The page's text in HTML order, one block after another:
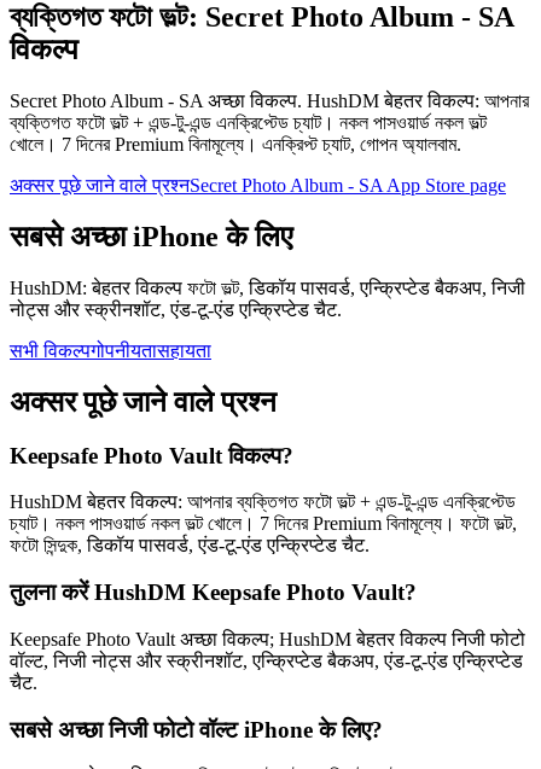
ব্যক্তিগত ফটো ভল্ট: Secret Photo Album - SA
विकल्प
Secret Photo Album - SA अच्छा विकल्प. HushDM बेहतर विकल्प: আপনার
ব্যক্তিগত ফটো ভল্ট + এন্ড-টু-এন্ড এনক্রিপ্টেড চ্যাট। নকল পাসওয়ার্ড নকল ভল্ট
খোলে। 7 দিনের Premium বিনামূল্যে। এনক্রিপ্ট চ্যাট, গোপন অ্যালবাম.
अक्सर पूछे जाने वाले प्रश्नSecret Photo Album - SA App Store page
सबसे अच्छा iPhone के लिए
HushDM: बेहतर विकल्प ফটো ভল্ট, डिकॉय पासवर्ड, एन्क्रिप्टेड बैकअप, निजी
नोट्स और स्क्रीनशॉट, एंड-टू-एंड एन्क्रिप्टेड चैट.
सभी विकल्पगोपनीयतासहायता
अक्सर पूछे जाने वाले प्रश्न
Keepsafe Photo Vault विकल्प?
HushDM बेहतर विकल्प: আপনার ব্যক্তিগত ফটো ভল্ট + এন্ড-টু-এন্ড এনক্রিপ্টেড
চ্যাট। নকল পাসওয়ার্ড নকল ভল্ট খোলে। 7 দিনের Premium বিনামূল্যে। ফটো ভল্ট,
ফটো সিন্দুক, डिकॉय पासवर्ड, एंड-टू-एंड एन्क्रिप्टेड चैट.
तुलना करें HushDM Keepsafe Photo Vault?
Keepsafe Photo Vault अच्छा विकल्प; HushDM बेहतर विकल्प निजी फोटो
वॉल्ट, निजी नोट्स और स्क्रीनशॉट, एन्क्रिप्टेड बैकअप, एंड-टू-एंड एन्क्रिप्टेड
चैट.
सबसे अच्छा निजी फोटो वॉल्ट iPhone के लिए?